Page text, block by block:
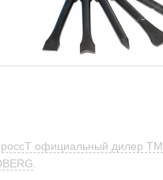
официальный дилер TM